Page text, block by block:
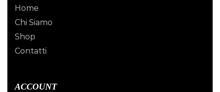
Home
Chi Siamo
Shop
Contatti
ACCOUNT